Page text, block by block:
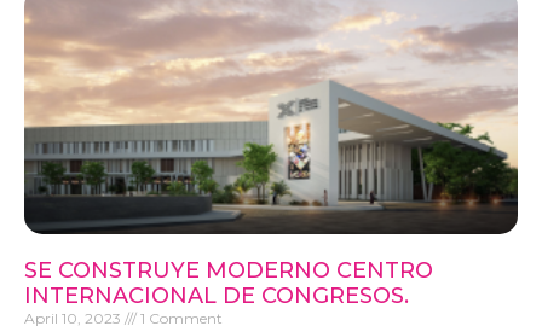
SE CONSTRUYE MODERNO CENTRO
INTERNACIONAL DE CONGRESOS.
April 10, 2023 1 Comment